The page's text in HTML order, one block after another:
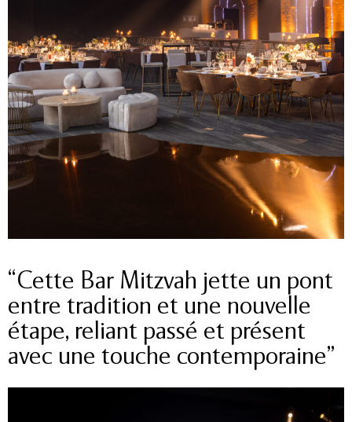
“Cette Bar Mitzvah jette un pont
entre tradition et une nouvelle
étape, reliant passé et présent
avec une touche contemporaine”